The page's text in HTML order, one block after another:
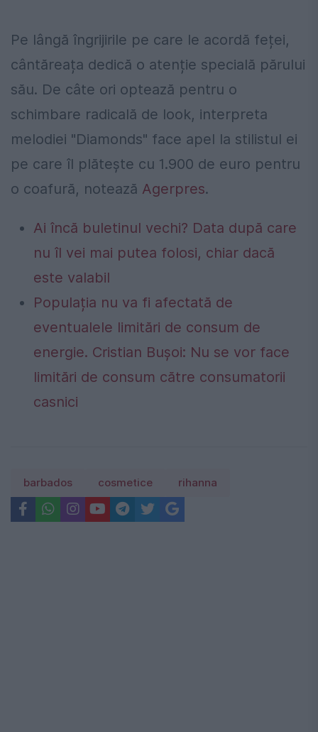
Pe lângă îngrijirile pe care le acordă feței,
cântăreața dedică o atenție specială părului
său. De câte ori optează pentru o
schimbare radicală de look, interpreta
melodiei "Diamonds" face apel la stilistul ei
pe care îl plătește cu 1.900 de euro pentru
o coafură, notează Agerpres.
Ai încă buletinul vechi? Data după care
nu îl vei mai putea folosi, chiar dacă
este valabil
Populația nu va fi afectată de
eventualele limitări de consum de
energie. Cristian Bușoi: Nu se vor face
limitări de consum către consumatorii
casnici
barbados cosmetice rihanna